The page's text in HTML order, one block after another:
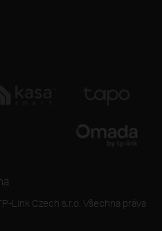
Link Czech s.r.o. Všechna práva